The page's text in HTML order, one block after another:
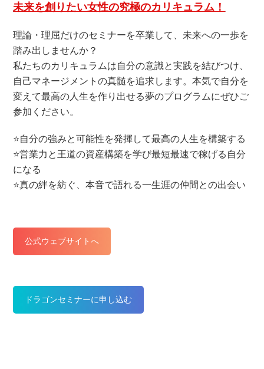
未来を創りたい女性の究極のカリキュラム！
理論・理屈だけのセミナーを卒業して、未来への一歩を
踏み出しませんか？
私たちのカリキュラムは自分の意識と実践を結びつけ、
自己マネージメントの真髄を追求します。本気で自分を
変えて最高の人生を作り出せる夢のプログラムにぜひご
参加ください。
⭐️自分の強みと可能性を発揮して最高の人生を構築する
⭐️営業力と王道の資産構築を学び最短最速で稼げる自分
になる
⭐️真の絆を紡ぐ、本音で語れる一生涯の仲間との出会い
公式ウェブサイトへ
ドラゴンセミナーに申し込む